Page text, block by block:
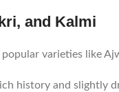
and Kalmi
varieties like
history and slightly